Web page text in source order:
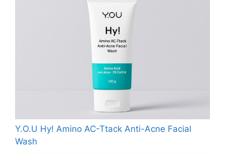
Y.O.U Hy! Amino AC-Ttack Anti-Acne Facial
Wash